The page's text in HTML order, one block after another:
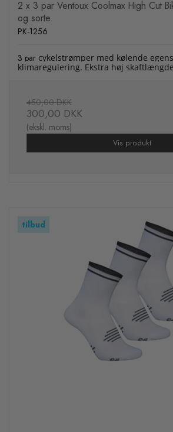
2 x 3 par Ventoux Coolmax High Cut
og sorte
PK-1256
3 par cykelstrømper med kølende
klimaregulering. Ekstra høj skaftlængde
450,00 DKK
300,00 DKK
(ekskl. moms)
Vis produkt
tilbud